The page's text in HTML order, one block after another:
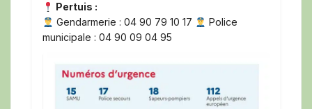
Pertuis :
Gendarmerie : 04 90 79 10 17
Police
municipale : 04 90 09 04 95